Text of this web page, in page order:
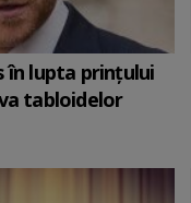
în lupta prinţului
tabloidelor